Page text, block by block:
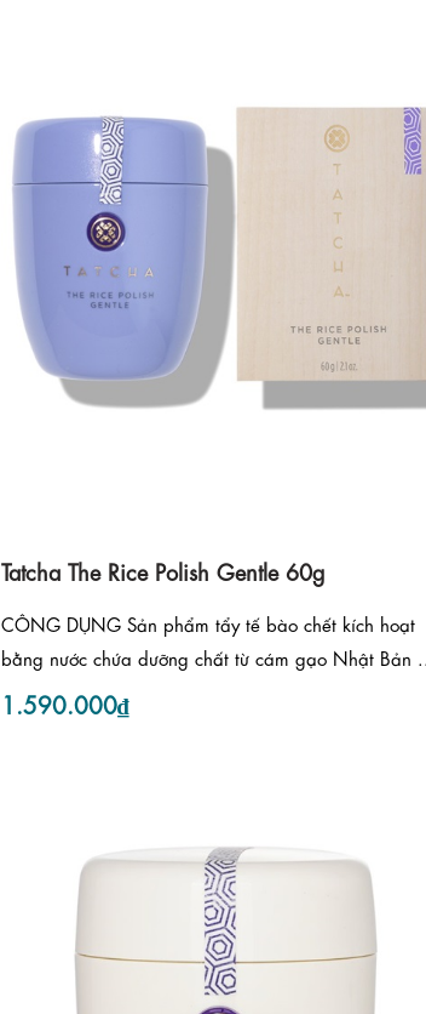
Tatcha The Rice Polish Gentle 60g
CÔNG DỤNG Sản phẩm tẩy tế bào chết kích hoạt
bằng nước chứa dưỡng chất từ cám gạo Nhật Bản ...
1.590.000₫